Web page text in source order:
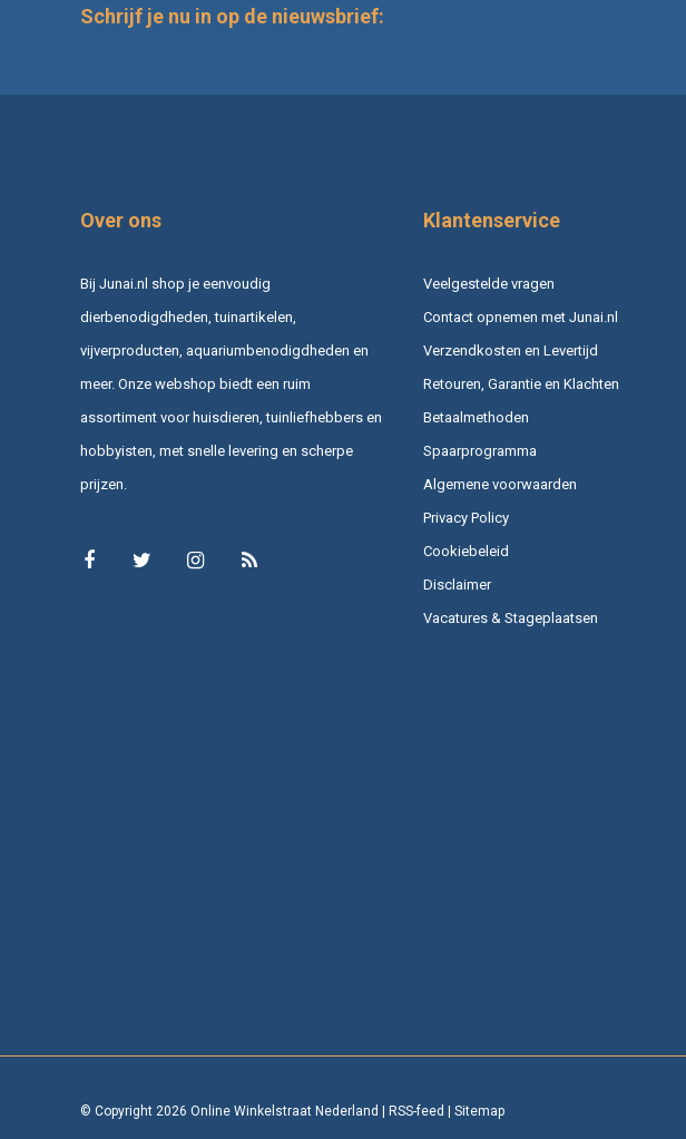
Schrijf je nu in op de nieuwsbrief:
Over ons
Bij Junai.nl shop je eenvoudig
dierbenodigdheden, tuinartikelen,
vijverproducten, aquariumbenodigdheden en
meer. Onze webshop biedt een ruim
assortiment voor huisdieren, tuinliefhebbers en
hobbyisten, met snelle levering en scherpe
prijzen.
Klantenservice
Veelgestelde vragen
Contact opnemen met Junai.nl
Verzendkosten en Levertijd
Retouren, Garantie en Klachten
Betaalmethoden
Spaarprogramma
Algemene voorwaarden
Privacy Policy
Cookiebeleid
Disclaimer
Vacatures & Stageplaatsen
© Copyright 2026 Online Winkelstraat Nederland | RSS-feed | Sitemap